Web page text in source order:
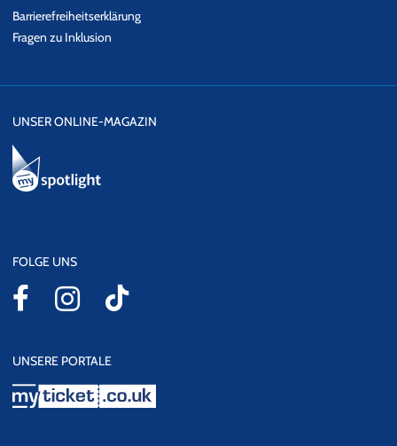
Barrierefreiheitserklärung
Fragen zu Inklusion
UNSER ONLINE-MAGAZIN
FOLGE UNS
UNSERE PORTALE